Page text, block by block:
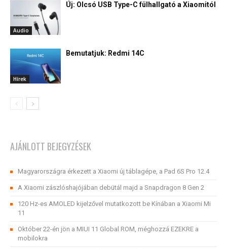
Audio
Új: Olcsó USB Type-C fülhallgató a Xiaomitól
Hírek
Bemutatjuk: Redmi 14C
AJÁNLOTT BEJEGYZÉSEK
Magyarországra érkezett a Xiaomi új táblagépe, a Pad 6S Pro 12.4
A Xiaomi zászlóshajójában debütál majd a Snapdragon 8 Gen 2
120 Hz-es AMOLED kijelzővel mutatkozott be Kínában a Xiaomi Mi
11
Október 22-én jön a MIUI 11 Global ROM, méghozzá EZEKRE a
mobilokra